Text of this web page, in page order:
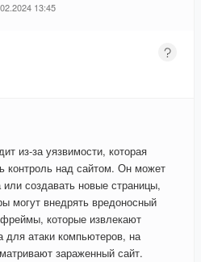
13:45
из-за уязвимости, которая
контроль над сайтом. Он может
создавать новые страницы,
могут внедрять вредоносный
которые извлекают
для атаки компьютеров, на
зараженный сайт.